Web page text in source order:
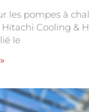
les pompes à
Hitachi Cooling &
le